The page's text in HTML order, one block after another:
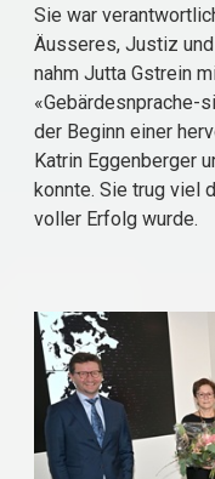
Sie war
Äusseres, Justiz und
nahm Jutta Gstrein
«Gebärdesnprache-
der Beginn einer
Katrin Eggenberger
konnte. Sie trug viel
voller Erfolg wurde.